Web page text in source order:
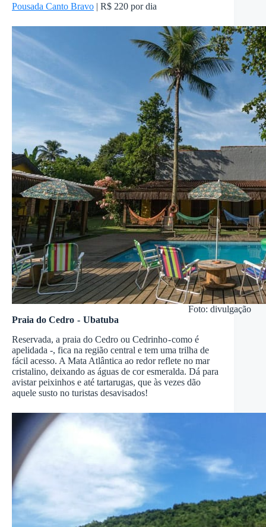
Pousada Canto Bravo | R$ 220 por dia
Foto: divulgação
Praia do Cedro - Ubatuba
Reservada, a praia do Cedro ou Cedrinho - como é
apelidada -, fica na região central e tem uma trilha de
fácil acesso. A Mata Atlântica ao redor reflete no mar
cristalino, deixando as águas de cor esmeralda. Dá para
avistar peixinhos e até tartarugas, que às vezes dão
aquele susto no turistas desavisados!